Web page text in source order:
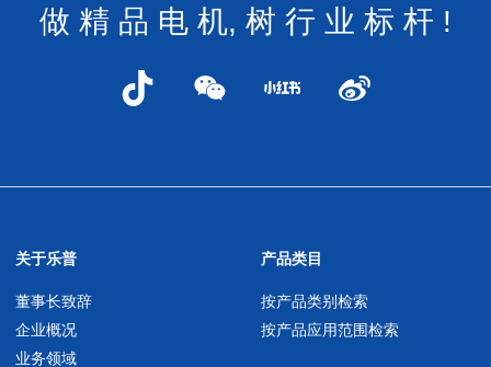
做 精 品 电 机, 树 行 业 标 杆 !
关于乐普
董事长致辞
企业概况
业务领域
产品类目
按产品类别检索
按产品应用范围检索